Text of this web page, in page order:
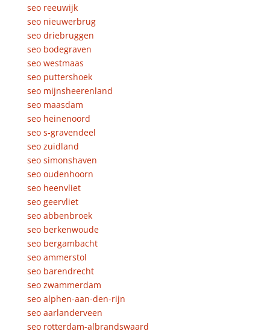
seo reeuwijk
seo nieuwerbrug
seo driebruggen
seo bodegraven
seo westmaas
seo puttershoek
seo mijnsheerenland
seo maasdam
seo heinenoord
seo s-gravendeel
seo zuidland
seo simonshaven
seo oudenhoorn
seo heenvliet
seo geervliet
seo abbenbroek
seo berkenwoude
seo bergambacht
seo ammerstol
seo barendrecht
seo zwammerdam
seo alphen-aan-den-rijn
seo aarlanderveen
seo rotterdam-albrandswaard